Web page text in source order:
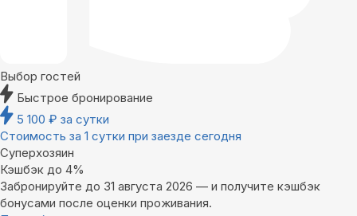
Выбор гостей
Быстрое бронирование
5 100 ₽ за сутки
Стоимость за 1 сутки при заезде сегодня
Суперхозяин
Кэшбэк до 4%
Забронируйте до 31 августа 2026 — и получите кэшбэк
бонусами после оценки проживания.